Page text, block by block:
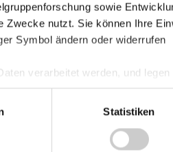
sowie
nutzt. Sie können Ihre
Symbol ändern oder widerrufen
verarbeitet werden, und
Außerdem geben wir
Statistiken
der SV Ried.